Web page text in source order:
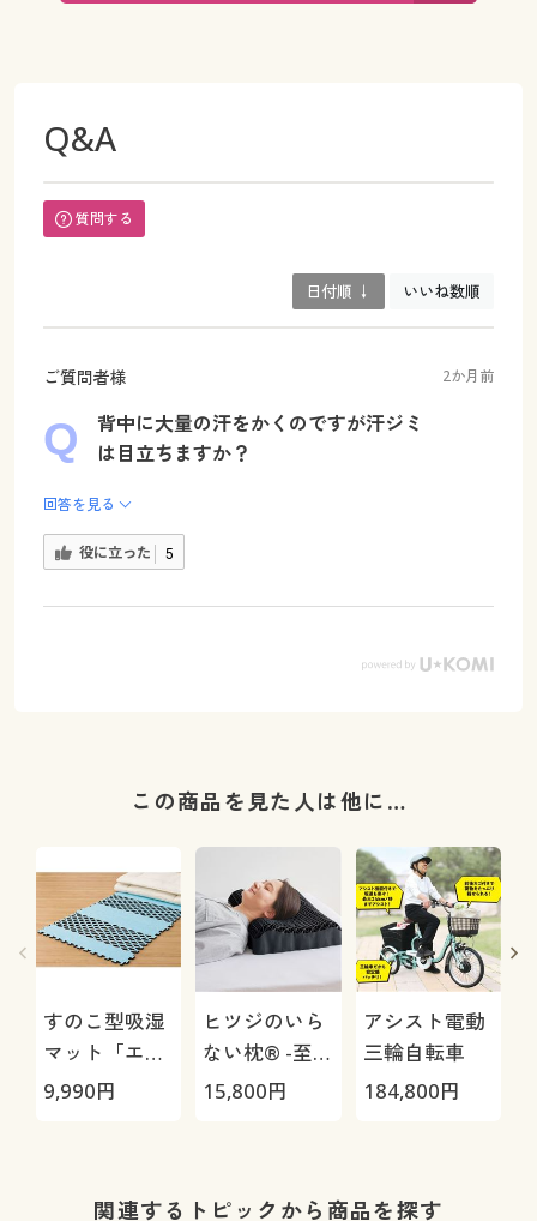
Q&A
質問する
日付順 ↓ いいね数順
ご質問者様 2か月前
背中に大量の汗をかくのですが汗ジミ
は目立ちますか？
回答を見る
役に立った 5
この商品を見た人は他に…
すのこ型吸湿
マット「エア
ージョブ®」
9,990円
ヒツジのいら
ない枕® -至
極-
15,800円
アシスト電動
三輪自転車
184,800円
関連するトピックから商品を探す